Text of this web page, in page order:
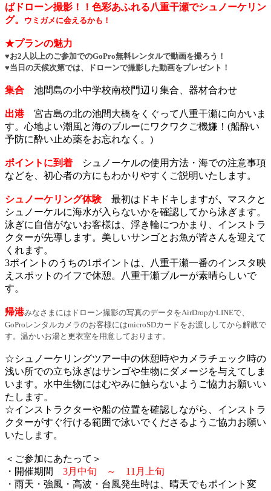
ばドローン撮影！！色彩あふれる八重干瀬でシュノーケリン
グ。
ウミガメに会えるかも！
★プランの魅力
♥お2人以上のご参加でのGoPro無料レンタルで動画を撮ろう！
♥当日の天候次第では、ドローンで撮影した動画をプレゼント！
集合 池間島の小中学校南校門辺り集合、器材合わせ
出港 宮古島の北の池間大橋をくぐって八重干瀬に向かいま
す。心地よい潮風と海のブルーにワクワクご機嫌！(船酔い
予防に酔い止め薬をお忘れなく。)
ポイントに到着
シュノーケルの使用方法・海での注意事項
などを、初心者の方にもわかりやすくご説明いたします。
シュノーケリング体験 最初はドキドキしますが、 マスクと
シュノーケルに海水が入らないかを確認してから泳ぎます。
泳ぎに自信がないお客様は、浮き輪につかまり、インストラ
クターが先導します。美しいサンゴとお魚が皆さんを迎えて
くれます。
3ポイントのうちの1ポイントは、八重干瀬一番のインスタ映
えスポットのイフで休憩。八重干瀬ブルーが素晴らしいで
す。
帰港みなさまにはドローン撮影の写真のデータをAirDropかLINEで、
GoProレンタルカメラのお客様にはmicroSDカードをお渡ししてから解散で
す。温かいお湯と更衣室を用意しております。
☆シュノーケリングツアー中の休憩時やカメラチェック時の
浅い所での立ち泳ぎはサンゴや生物にダメージを与えてしま
います。水中生物にはむやみに触らないようご協力お願いい
たします。
☆インストラクターや船の位置を確認しながら、インストラ
クターがすぐ行ける範囲で泳いでくださるようご協力お願い
いたします。
＜ご参加にあたって＞
・開催期間 3月中旬 ～ 11月上旬
・雨天・強風・高波・台風発生時は、晴天でもポイント変